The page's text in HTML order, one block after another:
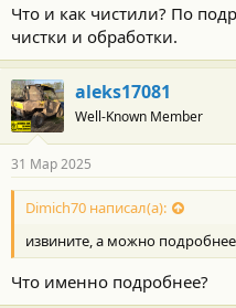
Что и как чистили? По
чистки и обработки.
aleks17081
Well-Known Member
31 Мар 2025
Dimich70 написал(а):
извините, а можно
Что именно подробнее?